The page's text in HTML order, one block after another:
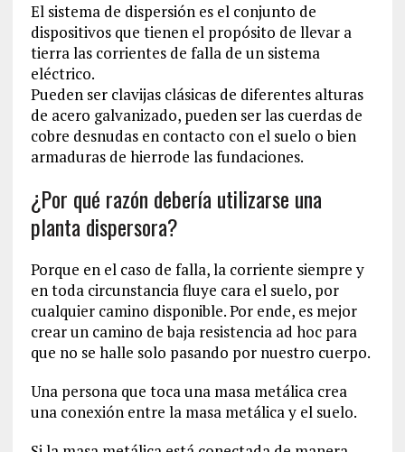
El sistema de dispersión es el conjunto de
dispositivos que tienen el propósito de llevar a
tierra las corrientes de falla de un sistema
eléctrico.
Pueden ser clavijas clásicas de diferentes alturas
de acero galvanizado, pueden ser las cuerdas de
cobre desnudas en contacto con el suelo o bien
armaduras de hierrode las fundaciones.
¿Por qué razón debería utilizarse una
planta dispersora?
Porque en el caso de falla, la corriente siempre y
en toda circunstancia fluye cara el suelo, por
cualquier camino disponible. Por ende, es mejor
crear un camino de baja resistencia ad hoc para
que no se halle solo pasando por nuestro cuerpo.
Una persona que toca una masa metálica crea
una conexión entre la masa metálica y el suelo.